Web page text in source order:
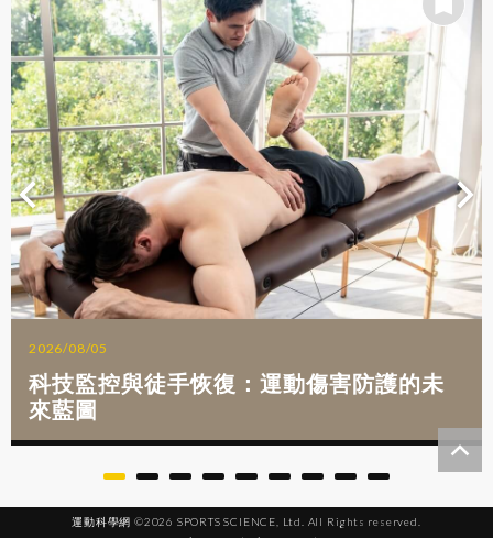
2026/08/05
科技監控與徒手恢復：運動傷害防護的未
來藍圖
運動科學網 ©2026 SPORTS SCIENCE, Ltd. All Rights reserved.